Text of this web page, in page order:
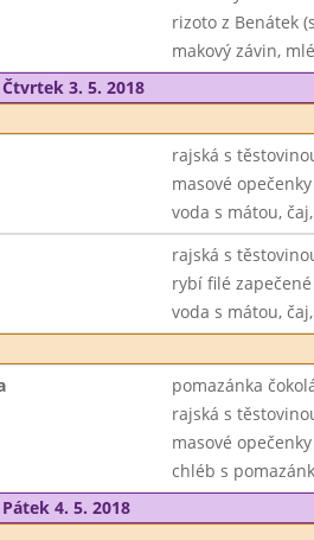
rizoto z Benátek
makový závin,
Čtvrtek 3. 5. 2018
rajská s
masové
voda s mátou,
rajská s
rybí filé
voda s mátou,
pomazánka
rajská s
masové
chléb s
Pátek 4. 5. 2018